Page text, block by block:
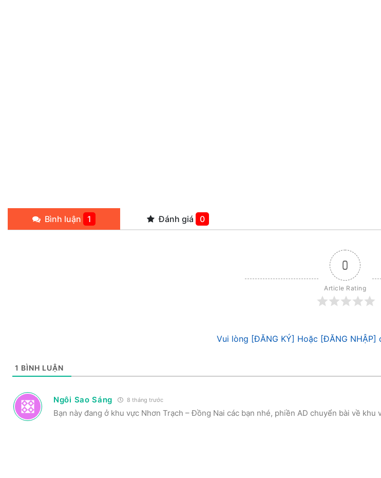
Bình luận 1 Đánh giá 0
0
Article Rating
Vui lòng [ĐĂNG KÝ] Hoặc [ĐĂNG NHẬP]
1 BÌNH LUẬN
Ngôi Sao Sáng 8 tháng trước
Bạn này đang ở khu vực Nhơn Trạch – Đồng Nai các bạn nhé, phiền AD chuyển bài về khu